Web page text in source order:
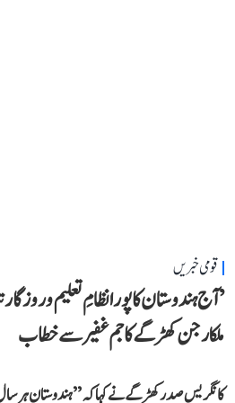
قومی خبریں
’آج ہندوستان کا پورا نظامِ تعلیم و روزگار
ملکارجن کھڑگے کا جم غفیر سے خطاب